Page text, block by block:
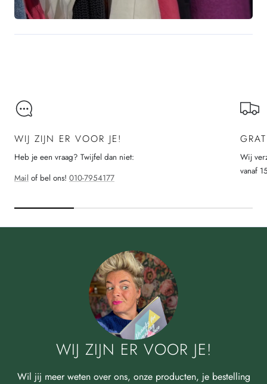
WIJ ZIJN ER VOOR JE!
Heb je een vraag? Twijfel dan niet:
Mail of bel ons! 010-7954177
Wij
vanaf
WIJ ZIJN ER VOOR JE!
Wil jij meer weten over ons, onze producten, je bestelling